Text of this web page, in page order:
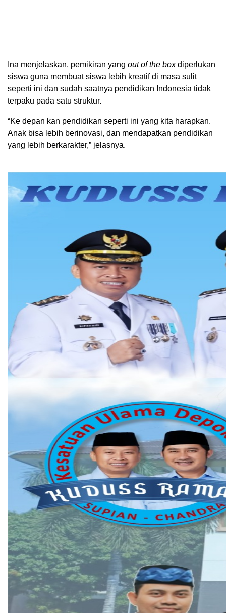
Ina menjelaskan, pemikiran yang out of the boxdiperlukan
siswa guna membuat siswa lebih kreatif di masa sulit
seperti ini dan sudah saatnya pendidikan Indonesia tidak
terpaku pada satu struktur.
“Ke depan kan pendidikan seperti ini yang kita harapkan.
Anak bisa lebih berinovasi, dan mendapatkan pendidikan
yang lebih berkarakter,” jelasnya.